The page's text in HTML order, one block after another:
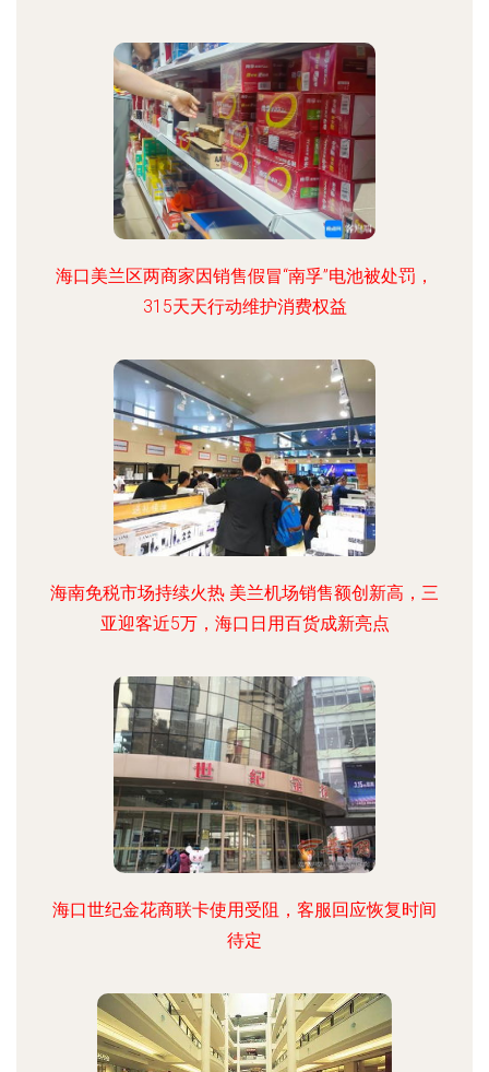
海口美兰区两商家因销售假冒“南孚”电池被处罚，
315天天行动维护消费权益
海南免税市场持续火热 美兰机场销售额创新高，三
亚迎客近5万，海口日用百货成新亮点
海口世纪金花商联卡使用受阻，客服回应恢复时间
待定